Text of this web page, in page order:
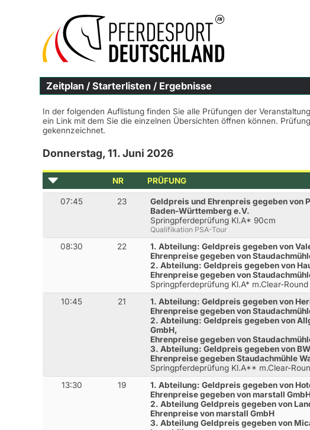
Zeitplan / Starterlisten / Ergebnisse
In der folgenden Auflistung finden Sie alle Prüfungen der
ein Link mit dem Sie die einzelnen Übersichten öffnen können.
gekennzeichnet.
Donnerstag, 11. Juni 2026
NR PRÜFUNG
07:45 23
Geldpreis und Ehrenpreis gegeben von
Baden-Württemberg e.V.
Springpferdeprüfung Kl.A* 90cm
Qualifikation PSA-Tour
08:30 22
1. Abteilung: Geldpreis gegeben von
Ehrenpreise gegeben von
2. Abteilung: Geldpreis gegeben von
Ehrenpreise gegeben von
Springpferdeprüfung Kl.A* m.Clear-
10:45 21
1. Abteilung: Geldpreis gegeben von
Ehrenpreise gegeben von
2. Abteilung: Geldpreis gegeben von
GmbH,
Ehrenpreise gegeben von
3. Abteilung: Geldpreis gegeben von
Ehrenpreise gegeben Staudachmühle
Springpferdeprüfung Kl.A** m.Clear-
13:30 19
1. Abteilung: Geldpreis gegeben von
Ehrenpreise gegeben von marstall
2. Abteilung Geldpreis gegeben von
Ehrenpreise von marstall GmbH
3. Abteilung Geldpreis gegeben von